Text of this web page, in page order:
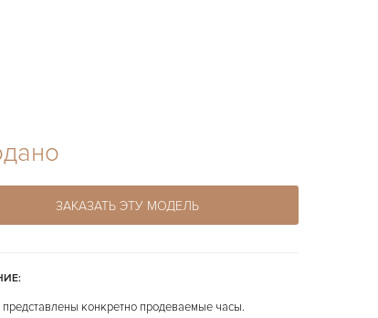
ЗАКАЗАТЬ ЭТУ МОДЕЛЬ
конкретно продеваемые часы.